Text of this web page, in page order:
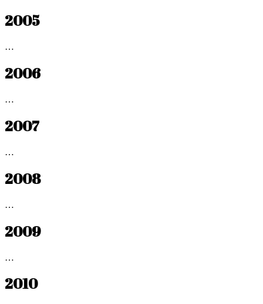
2005
…
2006
…
2007
…
2008
…
2009
…
2010